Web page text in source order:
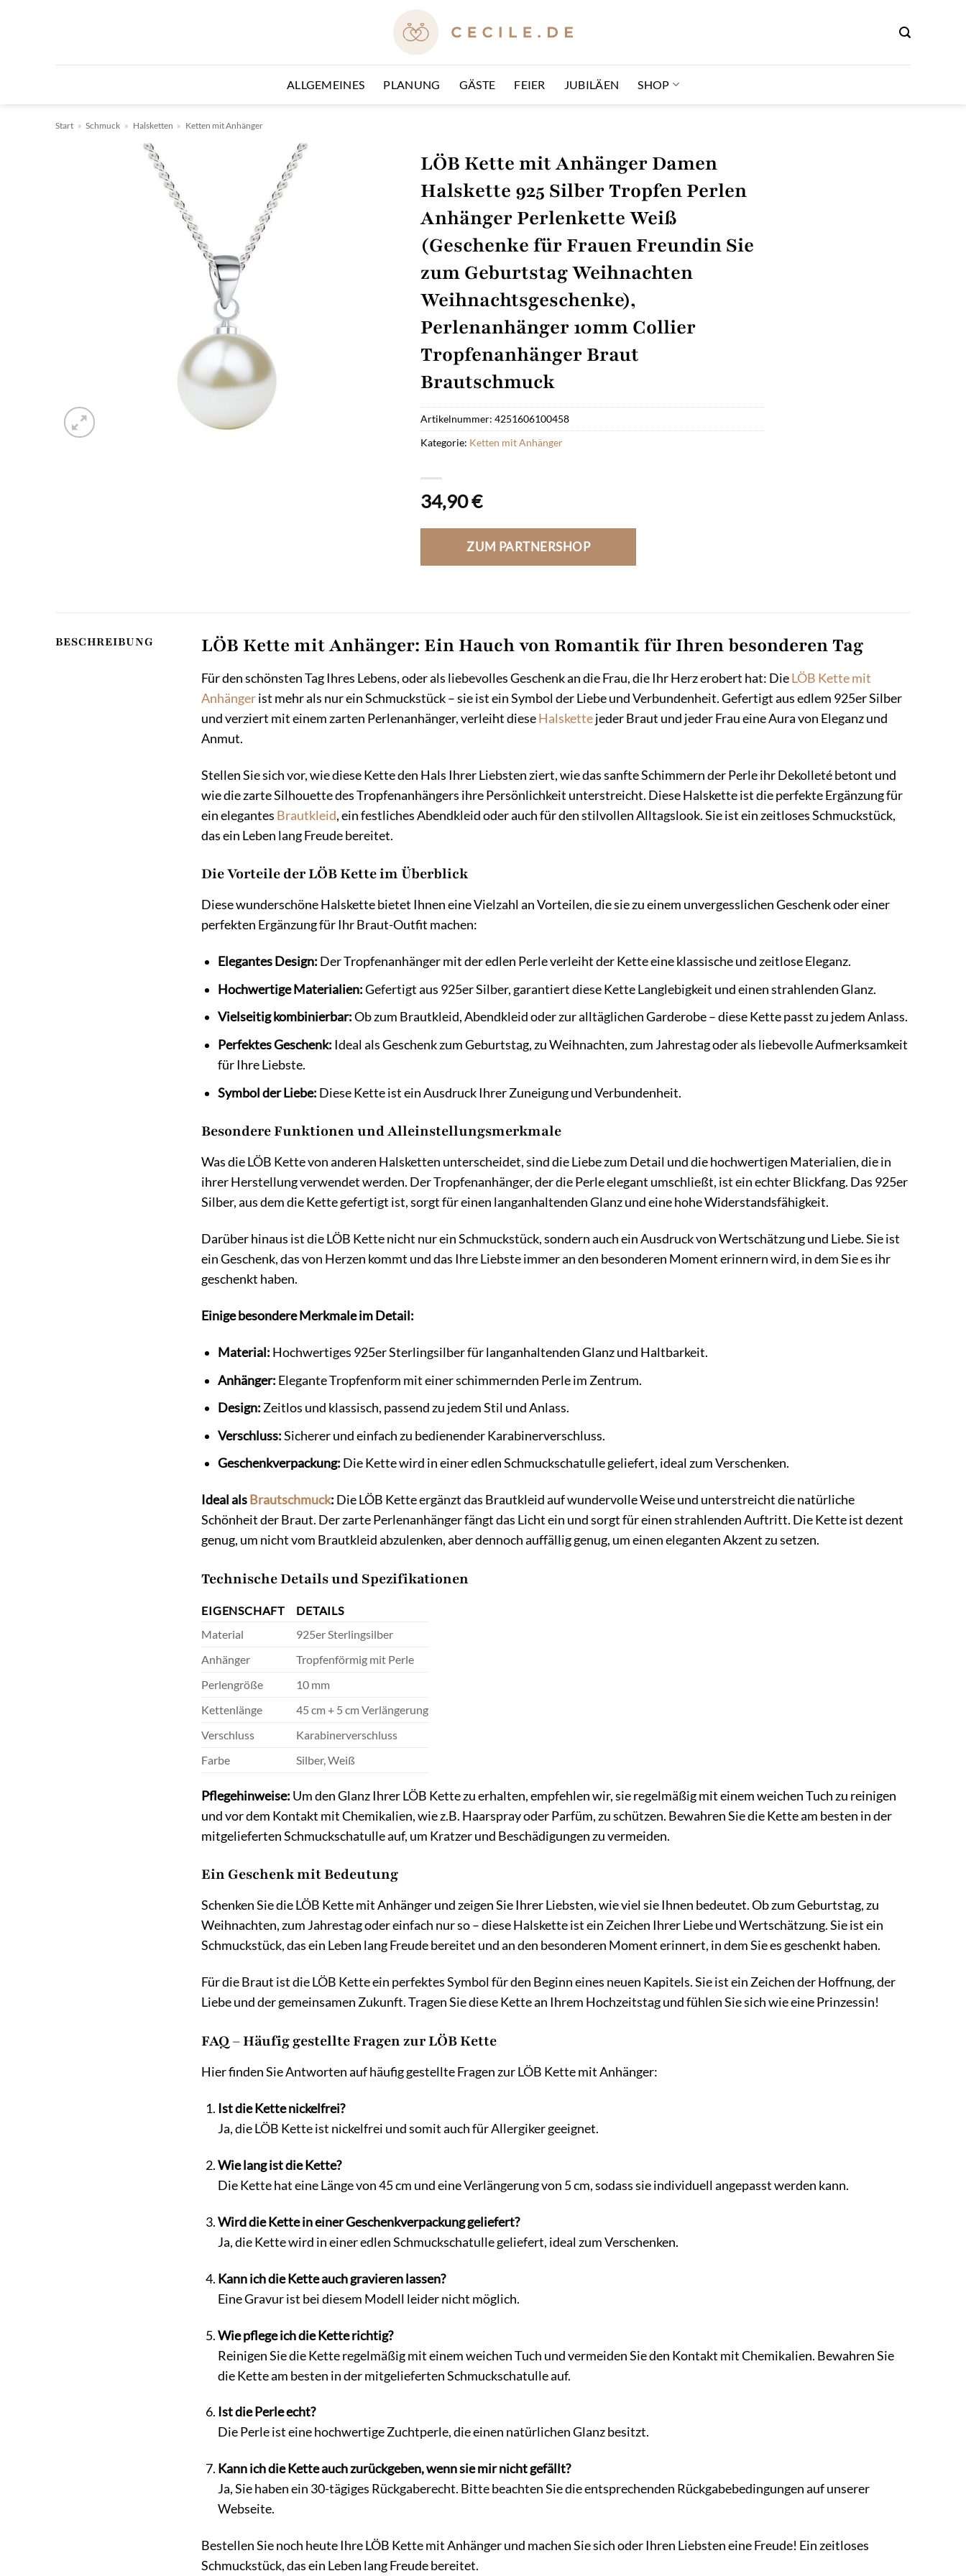
ALLGEMEINES PLANUNG GÄSTE FEIER JUBILÄEN SHOP
Start » Schmuck » Halsketten » Ketten mit Anhänger
LÖB Kette mit Anhänger Damen
Halskette 925 Silber Tropfen Perlen
Anhänger Perlenkette Weiß
(Geschenke für Frauen Freundin Sie
zum Geburtstag Weihnachten
Weihnachtsgeschenke),
Perlenanhänger 10mm Collier
Tropfenanhänger Braut
Brautschmuck
34,90€
ZUM PARTNERSHOP
Artikelnummer:4251606100458
Kategorie: Ketten mit Anhänger
BESCHREIBUNG LÖB Kette mit Anhänger: Ein Hauch von Romantik für Ihren besonderen Tag
Für den schönsten Tag Ihres Lebens, oder als liebevolles Geschenk an die Frau, die Ihr Herz erobert hat: DieLÖB Kette mit
Anhängerist mehr als nur ein Schmuckstück – sie ist ein Symbol der Liebe und Verbundenheit. Gefertigt aus edlem 925er Silber
und verziert mit einem zarten Perlenanhänger, verleiht dieseHalskettejeder Braut und jeder Frau eine Aura von Eleganz und
Anmut.
Stellen Sie sich vor, wie diese Kette den Hals Ihrer Liebsten ziert, wie das sanfte Schimmern der Perle ihr Dekolleté betont und
wie die zarte Silhouette des Tropfenanhängers ihre Persönlichkeit unterstreicht. Diese Halskette ist die perfekte Ergänzung für
ein elegantes Brautkleid, ein festliches Abendkleid oder auch für den stilvollen Alltagslook. Sie ist ein zeitloses Schmuckstück,
das ein Leben lang Freude bereitet.
Die Vorteile der LÖB Kette im Überblick
Diese wunderschöne Halskette bietet Ihnen eine Vielzahl an Vorteilen, die sie zu einem unvergesslichen Geschenk oder einer
perfekten Ergänzung für Ihr Braut-Outfit machen:
Elegantes Design: Der Tropfenanhänger mit der edlen Perle verleiht der Kette eine klassische und zeitlose Eleganz.
Hochwertige Materialien:Gefertigt aus 925er Silber, garantiert diese Kette Langlebigkeit und einen strahlenden Glanz.
Vielseitig kombinierbar:Ob zum Brautkleid, Abendkleid oder zur alltäglichen Garderobe – diese Kette passt zu jedem Anlass.
Perfektes Geschenk: Ideal als Geschenk zum Geburtstag, zu Weihnachten, zum Jahrestag oder als liebevolle Aufmerksamkeit
für Ihre Liebste.
Symbol der Liebe: Diese Kette ist ein Ausdruck Ihrer Zuneigung und Verbundenheit.
Besondere Funktionen und Alleinstellungsmerkmale
Was die LÖB Kette von anderen Halsketten unterscheidet, sind die Liebe zum Detail und die hochwertigen Materialien, die in
ihrer Herstellung verwendet werden. Der Tropfenanhänger, der die Perle elegant umschließt, ist ein echter Blickfang. Das 925er
Silber, aus dem die Kette gefertigt ist, sorgt für einen langanhaltenden Glanz und eine hohe Widerstandsfähigkeit.
Darüber hinaus ist die LÖB Kette nicht nur ein Schmuckstück, sondern auch ein Ausdruck von Wertschätzung und Liebe. Sie ist
ein Geschenk, das von Herzen kommt und das Ihre Liebste immer an den besonderen Moment erinnern wird, in dem Sie es ihr
geschenkt haben.
Einige besondere Merkmale im Detail:
Material: Hochwertiges 925er Sterlingsilber für langanhaltenden Glanz und Haltbarkeit.
Anhänger: Elegante Tropfenform mit einer schimmernden Perle im Zentrum.
Design: Zeitlos und klassisch, passend zu jedem Stil und Anlass.
Verschluss:Sicherer und einfach zu bedienender Karabinerverschluss.
Geschenkverpackung: Die Kette wird in einer edlen Schmuckschatulle geliefert, ideal zum Verschenken.
Ideal als Brautschmuck: Die LÖB Kette ergänzt das Brautkleid auf wundervolle Weise und unterstreicht die natürliche
Schönheit der Braut. Der zarte Perlenanhänger fängt das Licht ein und sorgt für einen strahlenden Auftritt. Die Kette ist dezent
genug, um nicht vom Brautkleid abzulenken, aber dennoch auffällig genug, um einen eleganten Akzent zu setzen.
Technische Details und Spezifikationen
EIGENSCHAFT
DETAILS
Material
925er Sterlingsilber
Anhänger
Tropfenförmig mit Perle
Perlengröße
10 mm
Kettenlänge
45 cm + 5 cm Verlängerung
Verschluss
Karabinerverschluss
Farbe
Silber, Weiß
Pflegehinweise: Um den Glanz Ihrer LÖB Kette zu erhalten, empfehlen wir, sie regelmäßig mit einem weichen Tuch zu reinigen
und vor dem Kontakt mit Chemikalien, wie z.B. Haarspray oder Parfüm, zu schützen. Bewahren Sie die Kette am besten in der
mitgelieferten Schmuckschatulle auf, um Kratzer und Beschädigungen zu vermeiden.
Ein Geschenk mit Bedeutung
Schenken Sie die LÖB Kette mit Anhänger und zeigen Sie Ihrer Liebsten, wie viel sie Ihnen bedeutet. Ob zum Geburtstag, zu
Weihnachten, zum Jahrestag oder einfach nur so – diese Halskette ist ein Zeichen Ihrer Liebe und Wertschätzung. Sie ist ein
Schmuckstück, das ein Leben lang Freude bereitet und an den besonderen Moment erinnert, in dem Sie es geschenkt haben.
Für die Braut ist die LÖB Kette ein perfektes Symbol für den Beginn eines neuen Kapitels. Sie ist ein Zeichen der Hoffnung, der
Liebe und der gemeinsamen Zukunft. Tragen Sie diese Kette an Ihrem Hochzeitstag und fühlen Sie sich wie eine Prinzessin!
FAQ – Häufig gestellte Fragen zur LÖB Kette
Hier finden Sie Antworten auf häufig gestellte Fragen zur LÖB Kette mit Anhänger:
Ist die Kette nickelfrei?
Ja, die LÖB Kette ist nickelfrei und somit auch für Allergiker geeignet.
Wie lang ist die Kette?
Die Kette hat eine Länge von 45 cm und eine Verlängerung von 5 cm, sodass sie individuell angepasst werden kann.
Wird die Kette in einer Geschenkverpackung geliefert?
Ja, die Kette wird in einer edlen Schmuckschatulle geliefert, ideal zum Verschenken.
Kann ich die Kette auch gravieren lassen?
Eine Gravur ist bei diesem Modell leider nicht möglich.
Wie pflege ich die Kette richtig?
Reinigen Sie die Kette regelmäßig mit einem weichen Tuch und vermeiden Sie den Kontakt mit Chemikalien. Bewahren Sie
die Kette am besten in der mitgelieferten Schmuckschatulle auf.
Ist die Perle echt?
Die Perle ist eine hochwertige Zuchtperle, die einen natürlichen Glanz besitzt.
Kann ich die Kette auch zurückgeben, wenn sie mir nicht gefällt?
Ja, Sie haben ein 30-tägiges Rückgaberecht. Bitte beachten Sie die entsprechenden Rückgabebedingungen auf unserer
Webseite.
Bestellen Sie noch heute Ihre LÖB Kette mit Anhänger und machen Sie sich oder Ihren Liebsten eine Freude! Ein zeitloses
Schmuckstück, das ein Leben lang Freude bereitet.